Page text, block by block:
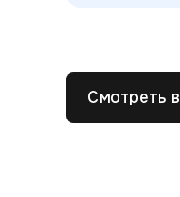
Смотреть